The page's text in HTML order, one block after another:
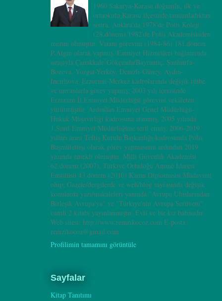
1960 Sakarya-Karasu doğumlu, ilk ve
ortaokulu Karasu ilçesinde tamamladıktan
sonra, Ankara’da 1978'de Polis Koleji
(28.dönem),1982'de Polis Akademisinden
mezun olmuştur. Vatani görevini (1984-86) 181.dönem
P.Atgm olarak yapmış. Emniyet Hizmetleri bağlamında
sırasıyla Çanakkale-Gökçeada/Bayramiç, Şanlıurfa-
Bozova, Yozgat-Yerköy, Denizli-Güney, Aydın-
İncirliova, Erzurum-Merkez kadrolarında değişik rütbe
ve unvanlarla görev yapmış; 2003 yılı içerisinde
Erzurum İl Emniyet Müdürlüğü görevini vekâleten
yürütmüştür. Ardından Emniyet Genel Müdürlüğü-
Hukuk Müşavirliği kadrosuna atanmış, 2005 yılında
1.Sınıf Emniyet Müdürlüğüne terfi etmiş; 2006-2019
yılları arası Teftiş Kurulu Başkanlığı kadrosunda Polis
Başmüfettişi olarak görev yapmasının ardından 2019
yazında emekli olmuştur. Milli Güvenlik Akademisi
62.dönem (2007), Türkiye Ortadoğu Amme İdaresi
Enstitüsü 43.dönem (2010) Kamu Diplomasisi Müdavimi
olup; Gazete/dergilerde ve web/blog sayfasında değişik
konularda yazı/makaleleri yanında "Avrupa Uluslarından
Birleşik Avrupa'ya" ve "Türkiye'nin Avrupa Serüveni"
isimli 2 kitabı yayınlanmıştır. Evli ve bir kız babasıdır.
Web sitesi: http://www.remzikocoz.com E-posta:
remzikocoz@gmail.com
Profilimin tamamını görüntüle
Sayfalar
Kitap Tanıtımı